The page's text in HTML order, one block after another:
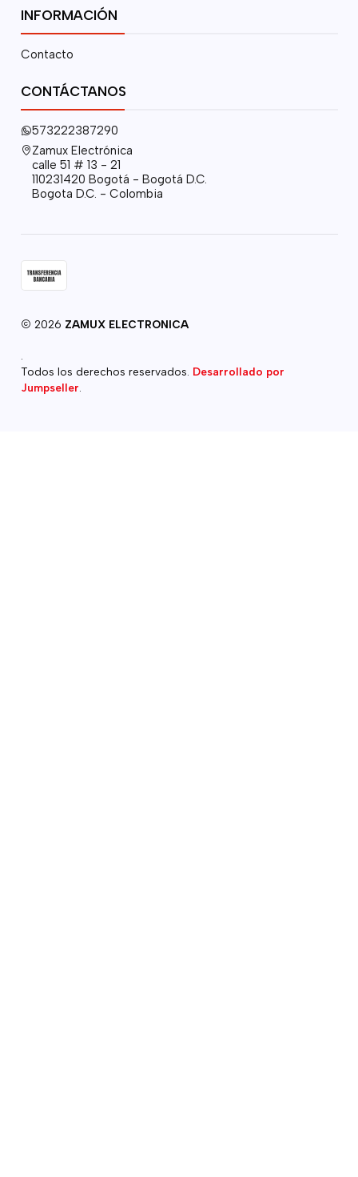
INFORMACIÓN
Contacto
CONTÁCTANOS
573222387290
Zamux Electrónica
calle 51 # 13 - 21
110231420 Bogotá - Bogotá D.C.
Bogota D.C. - Colombia
2026 ZAMUX ELECTRONICA
.
Todos los derechos reservados. Desarrollado por
Jumpseller.